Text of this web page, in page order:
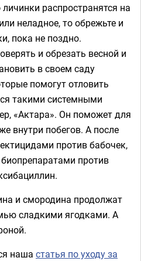
распространятся на
неладное, то обрежьте и
пока не поздно.
и обрезать весной и
в своем саду
помогут отловить
такими системными
«Актара». Он поможет для
внутри побегов. А после
против бабочек,
против
и смородина продолжат
сладкими ягодками. А
наша статья по уходу за